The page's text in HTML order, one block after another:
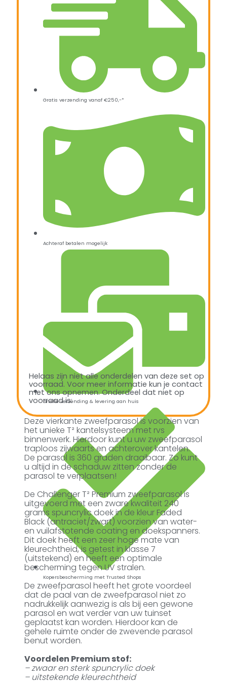
Gratis verzending vanaf €250,-*
Achteraf betalen mogelijk
Snelle verzending & levering aan huis
Kopersbescherming met Trusted Shops
Helaas zijn niet alle onderdelen van deze set op
voorraad. Voor meer informatie kun je contact
met ons opnemen. Onderdeel dat niet op
voorraad is:
Deze vierkante zweefparasol is voorzien van
het unieke T² kantelsysteem met rvs
binnenwerk. Hierdoor kunt u uw zweefparasol
traploos zijwaarts en achterover kantelen.
De parasol is 360 graden draaibaar. Zo kunt
u altijd in de schaduw zitten zonder de
parasol te verplaatsen!
De Challenger T² Premium zweefparasol is
uitgevoerd met een zware kwaliteit 240
grams spuncrylic doek in de kleur Faded
Black (antraciet/zwart) voorzien van water-
en vuilafstotende coating en doekspanners.
Dit doek heeft een zeer hoge mate van
kleurechtheid, is getest in klasse 7
(uitstekend) en heeft een optimale
bescherming tegen UV stralen.
De zweefparasol heeft het grote voordeel
dat de paal van de zweefparasol niet zo
nadrukkelijk aanwezig is als bij een gewone
parasol en wat verder van uw tuinset
geplaatst kan worden. Hierdoor kan de
gehele ruimte onder de zwevende parasol
benut worden.
Voordelen Premium stof:
– zwaar en sterk spuncrylic doek
– uitstekende kleurechtheid